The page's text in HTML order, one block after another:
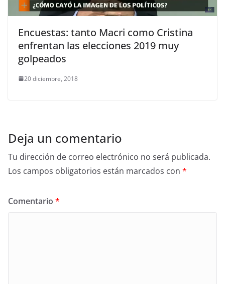
Encuestas: tanto Macri como Cristina
enfrentan las elecciones 2019 muy
golpeados
20 diciembre, 2018
Deja un comentario
Tu dirección de correo electrónico no será publicada.
Los campos obligatorios están marcados con *
Comentario *